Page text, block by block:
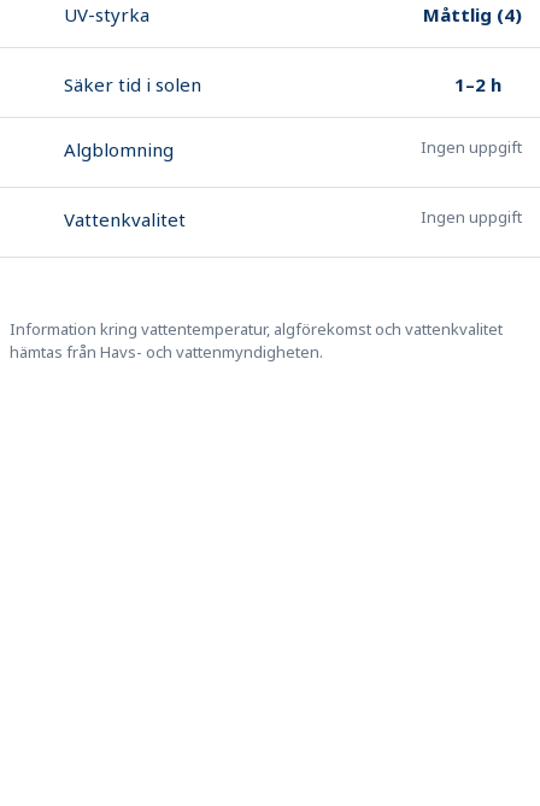
UV-styrka Måttlig (4)
Säker tid i solen 1–2 h
Algblomning Ingen uppgift
Vattenkvalitet Ingen uppgift
Information kring vattentemperatur, algförekomst och vattenkvalitet
hämtas från Havs- och vattenmyndigheten.